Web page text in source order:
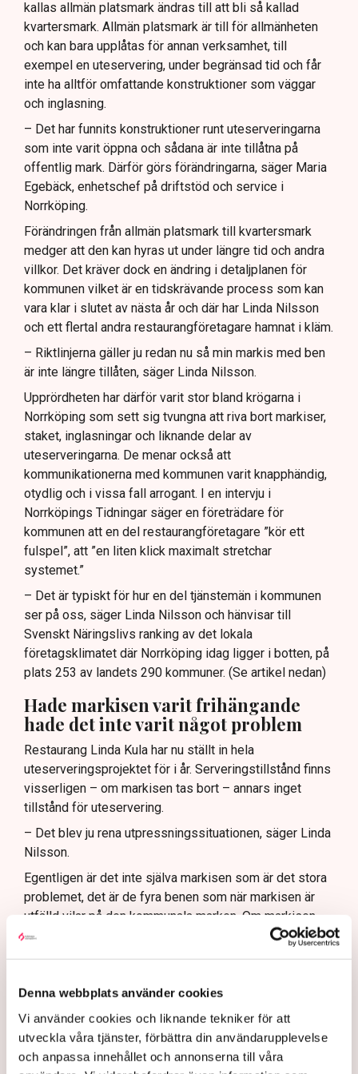
Denna webbplats använder cookies
Vi använder cookies och liknande tekniker för att
utveckla våra tjänster, förbättra din användarupplevelse
och anpassa innehållet och annonserna till våra
kallas allmän platsmark ändras till att bli så kallad
kvartersmark. Allmän platsmark är till för allmänheten
och kan bara upplåtas för annan verksamhet, till
exempel en uteservering, under begränsad tid och får
inte ha alltför omfattande konstruktioner som väggar
och inglasning.
– Det har funnits konstruktioner runt uteserveringarna
som inte varit öppna och sådana är inte tillåtna på
offentlig mark. Därför görs förändringarna, säger Maria
Egebäck, enhetschef på driftstöd och service i
Norrköping.
Förändringen från allmän platsmark till kvartersmark
medger att den kan hyras ut under längre tid och andra
villkor. Det kräver dock en ändring i detaljplanen för
kommunen vilket är en tidskrävande process som kan
vara klar i slutet av nästa år och där har Linda Nilsson
och ett flertal andra restaurangföretagare hamnat i kläm.
– Riktlinjerna gäller ju redan nu så min markis med ben
är inte längre tillåten, säger Linda Nilsson.
Upprördheten har därför varit stor bland krögarna i
Norrköping som sett sig tvungna att riva bort markiser,
staket, inglasningar och liknande delar av
uteserveringarna. De menar också att
kommunikationerna med kommunen varit knapphändig,
otydlig och i vissa fall arrogant. I en intervju i
Norrköpings Tidningar säger en företrädare för
kommunen att en del restaurangföretagare ”kör ett
fulspel”, att ”en liten klick maximalt stretchar
systemet.”
– Det är typiskt för hur en del tjänstemän i kommunen
ser på oss, säger Linda Nilsson och hänvisar till
Svenskt Näringslivs ranking av det lokala
företagsklimatet där Norrköping idag ligger i botten, på
plats 253 av landets 290 kommuner. (Se artikel nedan)
Hade markisen varit frihängande
hade det inte varit något problem
Restaurang Linda Kula har nu ställt in hela
uteserveringsprojektet för i år. Serveringstillstånd finns
visserligen – om markisen tas bort – annars inget
tillstånd för uteservering.
– Det blev ju rena utpressningssituationen, säger Linda
Nilsson.
Egentligen är det inte själva markisen som är det stora
problemet, det är de fyra benen som när markisen är
utfälld vilar på den kommunala marken. Om markisen
hade klarat sig utan stödben, varit frihängande, då hade
de nya riktlinjerna, suckar hon.
De kraftiga protesterna från många av stadens krögare
mot de nya riktlinjerna har fått Norrköpings kommun att
backa ett steg och ge en del av restaurangerna